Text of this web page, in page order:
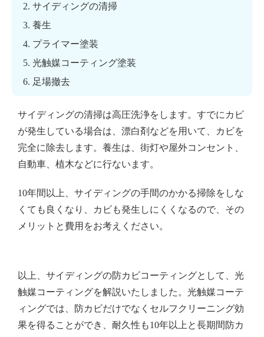
サイディングの清掃
養生
プライマー塗装
光触媒コーティング塗装
足場撤去
サイディングの清掃は高圧洗浄をします。すでにカビ
が発生している場合は、漂白剤などを用いて、カビを
完全に除去します。養生は、街灯や屋外コンセント、
自動車、植木などに行ないます。
10年間以上、サイディングの手間のかかる掃除をしな
くても良くなり、カビも発生しにくくなるので、その
メリットと費用をお考えください。
以上、サイディングの防カビコーティングとして、光
触媒コーティングを解説いたしました。光触媒コーテ
ィングでは、防カビだけでなくセルフクリーニング効
果を得ることができ、耐久性も10年以上と長期間防カ